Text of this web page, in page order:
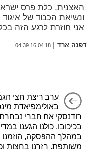
האצנית, כלת פרס
אני חוזרת לרגע הזה
דפנה ארד |
16.04.18 04:39
רודנסקי את חברי
בכיכובו. כולנו הגענו
במהלך ההפסקה, הוזמנו
משותפת. חזרנו בחצות